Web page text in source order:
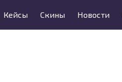
Кейсы Скины Новости